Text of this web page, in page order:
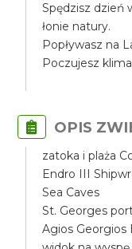
Spędzisz dzień
łonie natury.
Popływasz na
Poczujesz
OPIS
zatoka i plaża
Endro III
Sea Caves
St. Georges
Agios Georgios